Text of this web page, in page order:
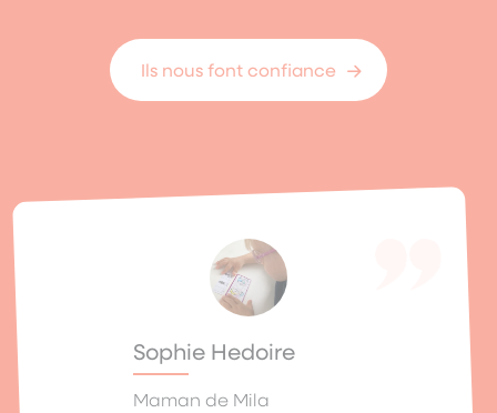
Ils nous font confiance
Sophie Hedoire
Maman de Mila